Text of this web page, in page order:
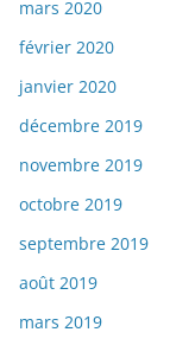
mars 2020
février 2020
janvier 2020
décembre 2019
novembre 2019
octobre 2019
septembre 2019
août 2019
mars 2019